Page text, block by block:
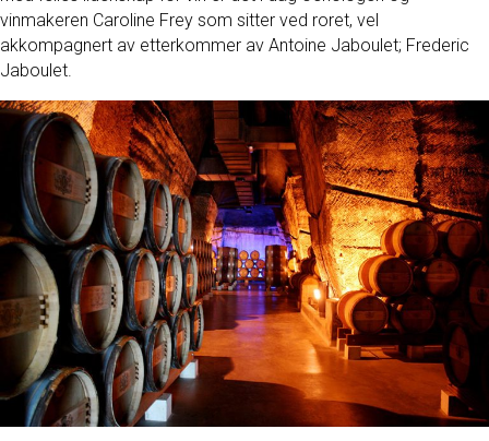
vinmakeren Caroline Frey som sitter ved roret, vel
akkompagnert av etterkommer av Antoine Jaboulet; Frederic
Jaboulet.